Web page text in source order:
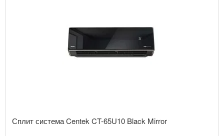
Сплит система Centek CT-65U10 Black Mirror